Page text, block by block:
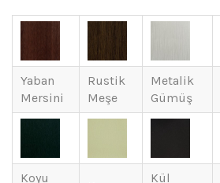
Yaban
Mersini
Rustik
Meşe
Metalik
Gümüş
Koyu
Kül